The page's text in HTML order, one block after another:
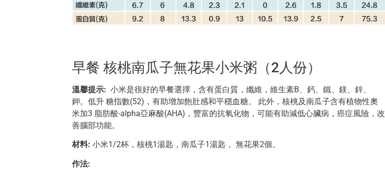
早餐 核桃南瓜子無花果小米粥（2人份）
溫馨提示: 小米是很好的早餐選擇，含有蛋白質，纖維，維生素B、鈣、鐵、鎂、鋅、
鉀。低升 糖指數(52)，有助增加飽肚感和平穩血糖。 此外，核桃及南瓜子含有植物性奧
米加3 脂肪酸-alpha亞麻酸(AHA)，豐富的抗氧化物，可能有助減低心臟病，癌症風險，改
善腦部功能。
材料: 小米1/2杯，核桃1湯匙，南瓜子1湯匙， 無花果2個。
作法: